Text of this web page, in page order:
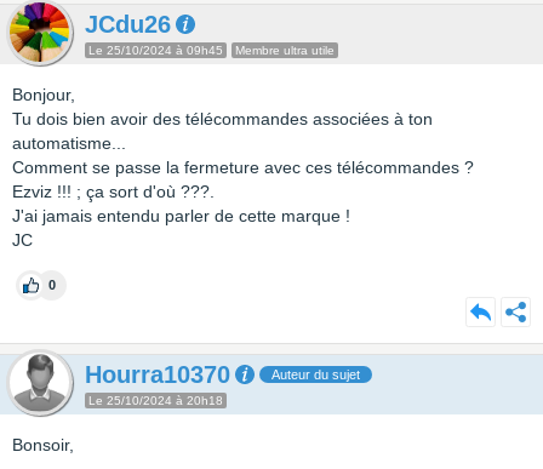
JCdu26
Le 25/10/2024 à 09h45 Membre ultra utile
Bonjour,
Tu dois bien avoir des télécommandes associées à ton
automatisme...
Comment se passe la fermeture avec ces télécommandes ?
Ezviz !!! ; ça sort d'où ???.
J'ai jamais entendu parler de cette marque !
JC
0
Hourra10370 Auteur du sujet
Le 25/10/2024 à 20h18
Bonsoir,